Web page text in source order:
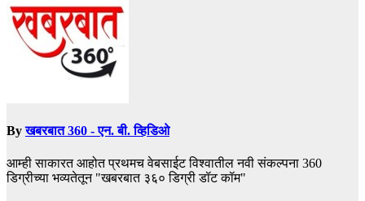
Byखबरबात 360 - एन. बी. व्हिडिओ
आम्ही साकारत आहोत प्रथमच वेबसाईट विश्वातील नवी संकल्पना 360
डिग्रीच्या भव्यतेतून "खबरबात ३६० डिग्री डॉट कॉम"